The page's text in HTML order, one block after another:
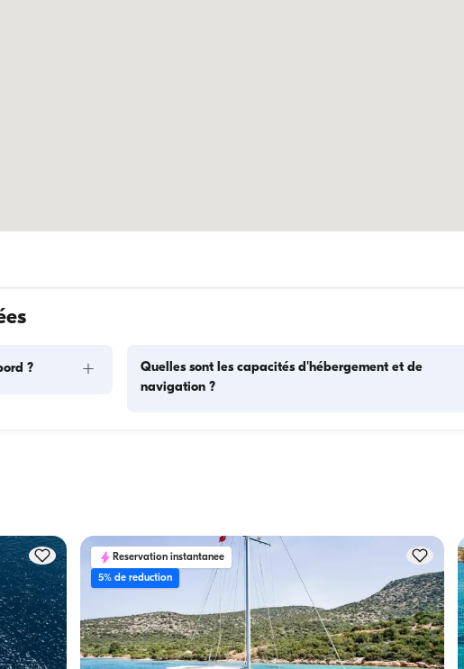
? +
Quelles sont les capacités d'hébergement et de
navigation ?
capacité de navigation s'applique.
Reservation instantanee
5% de reduction